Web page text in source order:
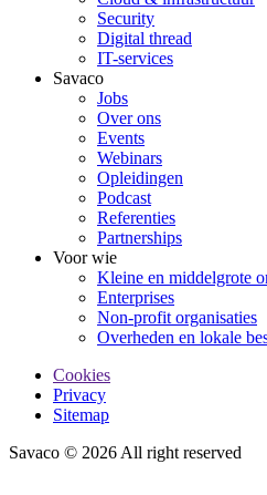
Security
Digital thread
IT-services
Savaco
Jobs
Over ons
Events
Webinars
Opleidingen
Podcast
Referenties
Partnerships
Voor wie
Kleine en middelgrote
Enterprises
Non-profit organisaties
Overheden en lokale
Cookies
Privacy
Sitemap
Savaco © 2026 All right reserved